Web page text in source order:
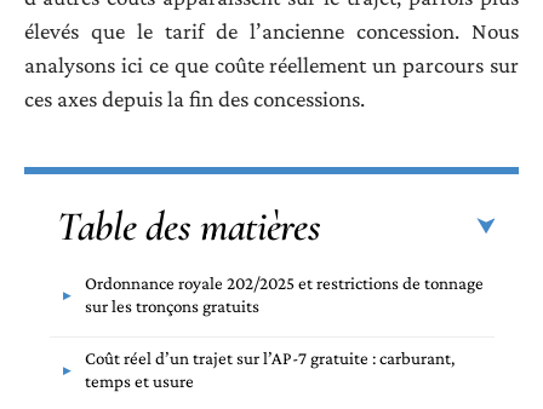
élevés que le tarif de l’ancienne concession. Nous
analysons ici ce que coûte réellement un parcours sur
ces axes depuis la fin des concessions.
Table des matières
Ordonnance royale 202/2025 et restrictions de tonnage
sur les tronçons gratuits
Coût réel d’un trajet sur l’AP-7 gratuite : carburant,
temps et usure